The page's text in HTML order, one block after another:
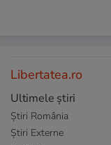
Libertatea.ro
Ultimele știri
Știri România
Știri Externe